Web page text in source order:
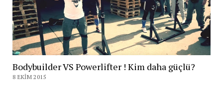
Bodybuilder VS Powerlifter ! Kim daha güçlü?
8 EKIM 2015